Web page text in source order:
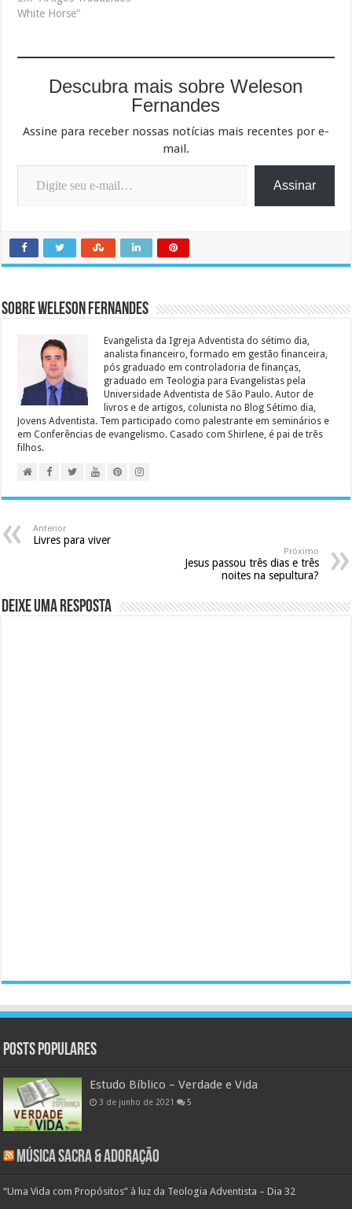
White Horse"
Descubra mais sobre Weleson
Fernandes
Assine para receber nossas notícias mais recentes por e-
mail.
Digite seu e-mail…
Assinar
Sobre Weleson Fernandes
Evangelista da Igreja Adventista do sétimo dia,
analista financeiro, formado em gestão financeira,
pós graduado em controladoria de finanças,
graduado em Teologia para Evangelistas pela
Universidade Adventista de São Paulo. Autor de
livros e de artigos, colunista no Blog Sétimo dia,
Jovens Adventista. Tem participado como palestrante em seminários e
em Conferências de evangelismo. Casado com Shirlene, é pai de três
filhos.
Anterior
Livres para viver
Próximo
Jesus passou três dias e três
noites na sepultura?
Deixe uma resposta
Posts populares
Estudo Bíblico – Verdade e Vida
3 de junho de 2021 5
Música Sacra & Adoração
“Uma Vida com Propósitos” à luz da Teologia Adventista – Dia 32